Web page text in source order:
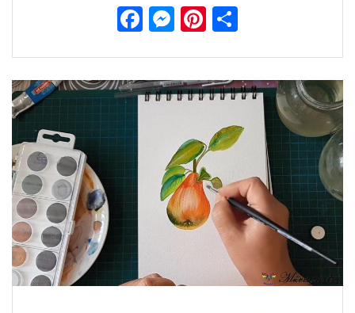
F
e
b
k
M
ss
e
g
er
Pi
er
e
st
za
m
e